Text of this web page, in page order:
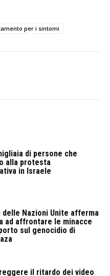
per i sintomi
di persone che
alla protesta
in Israele
delle Nazioni Unite afferma
ad affrontare le minacce
sul genocidio di
il ritardo dei video